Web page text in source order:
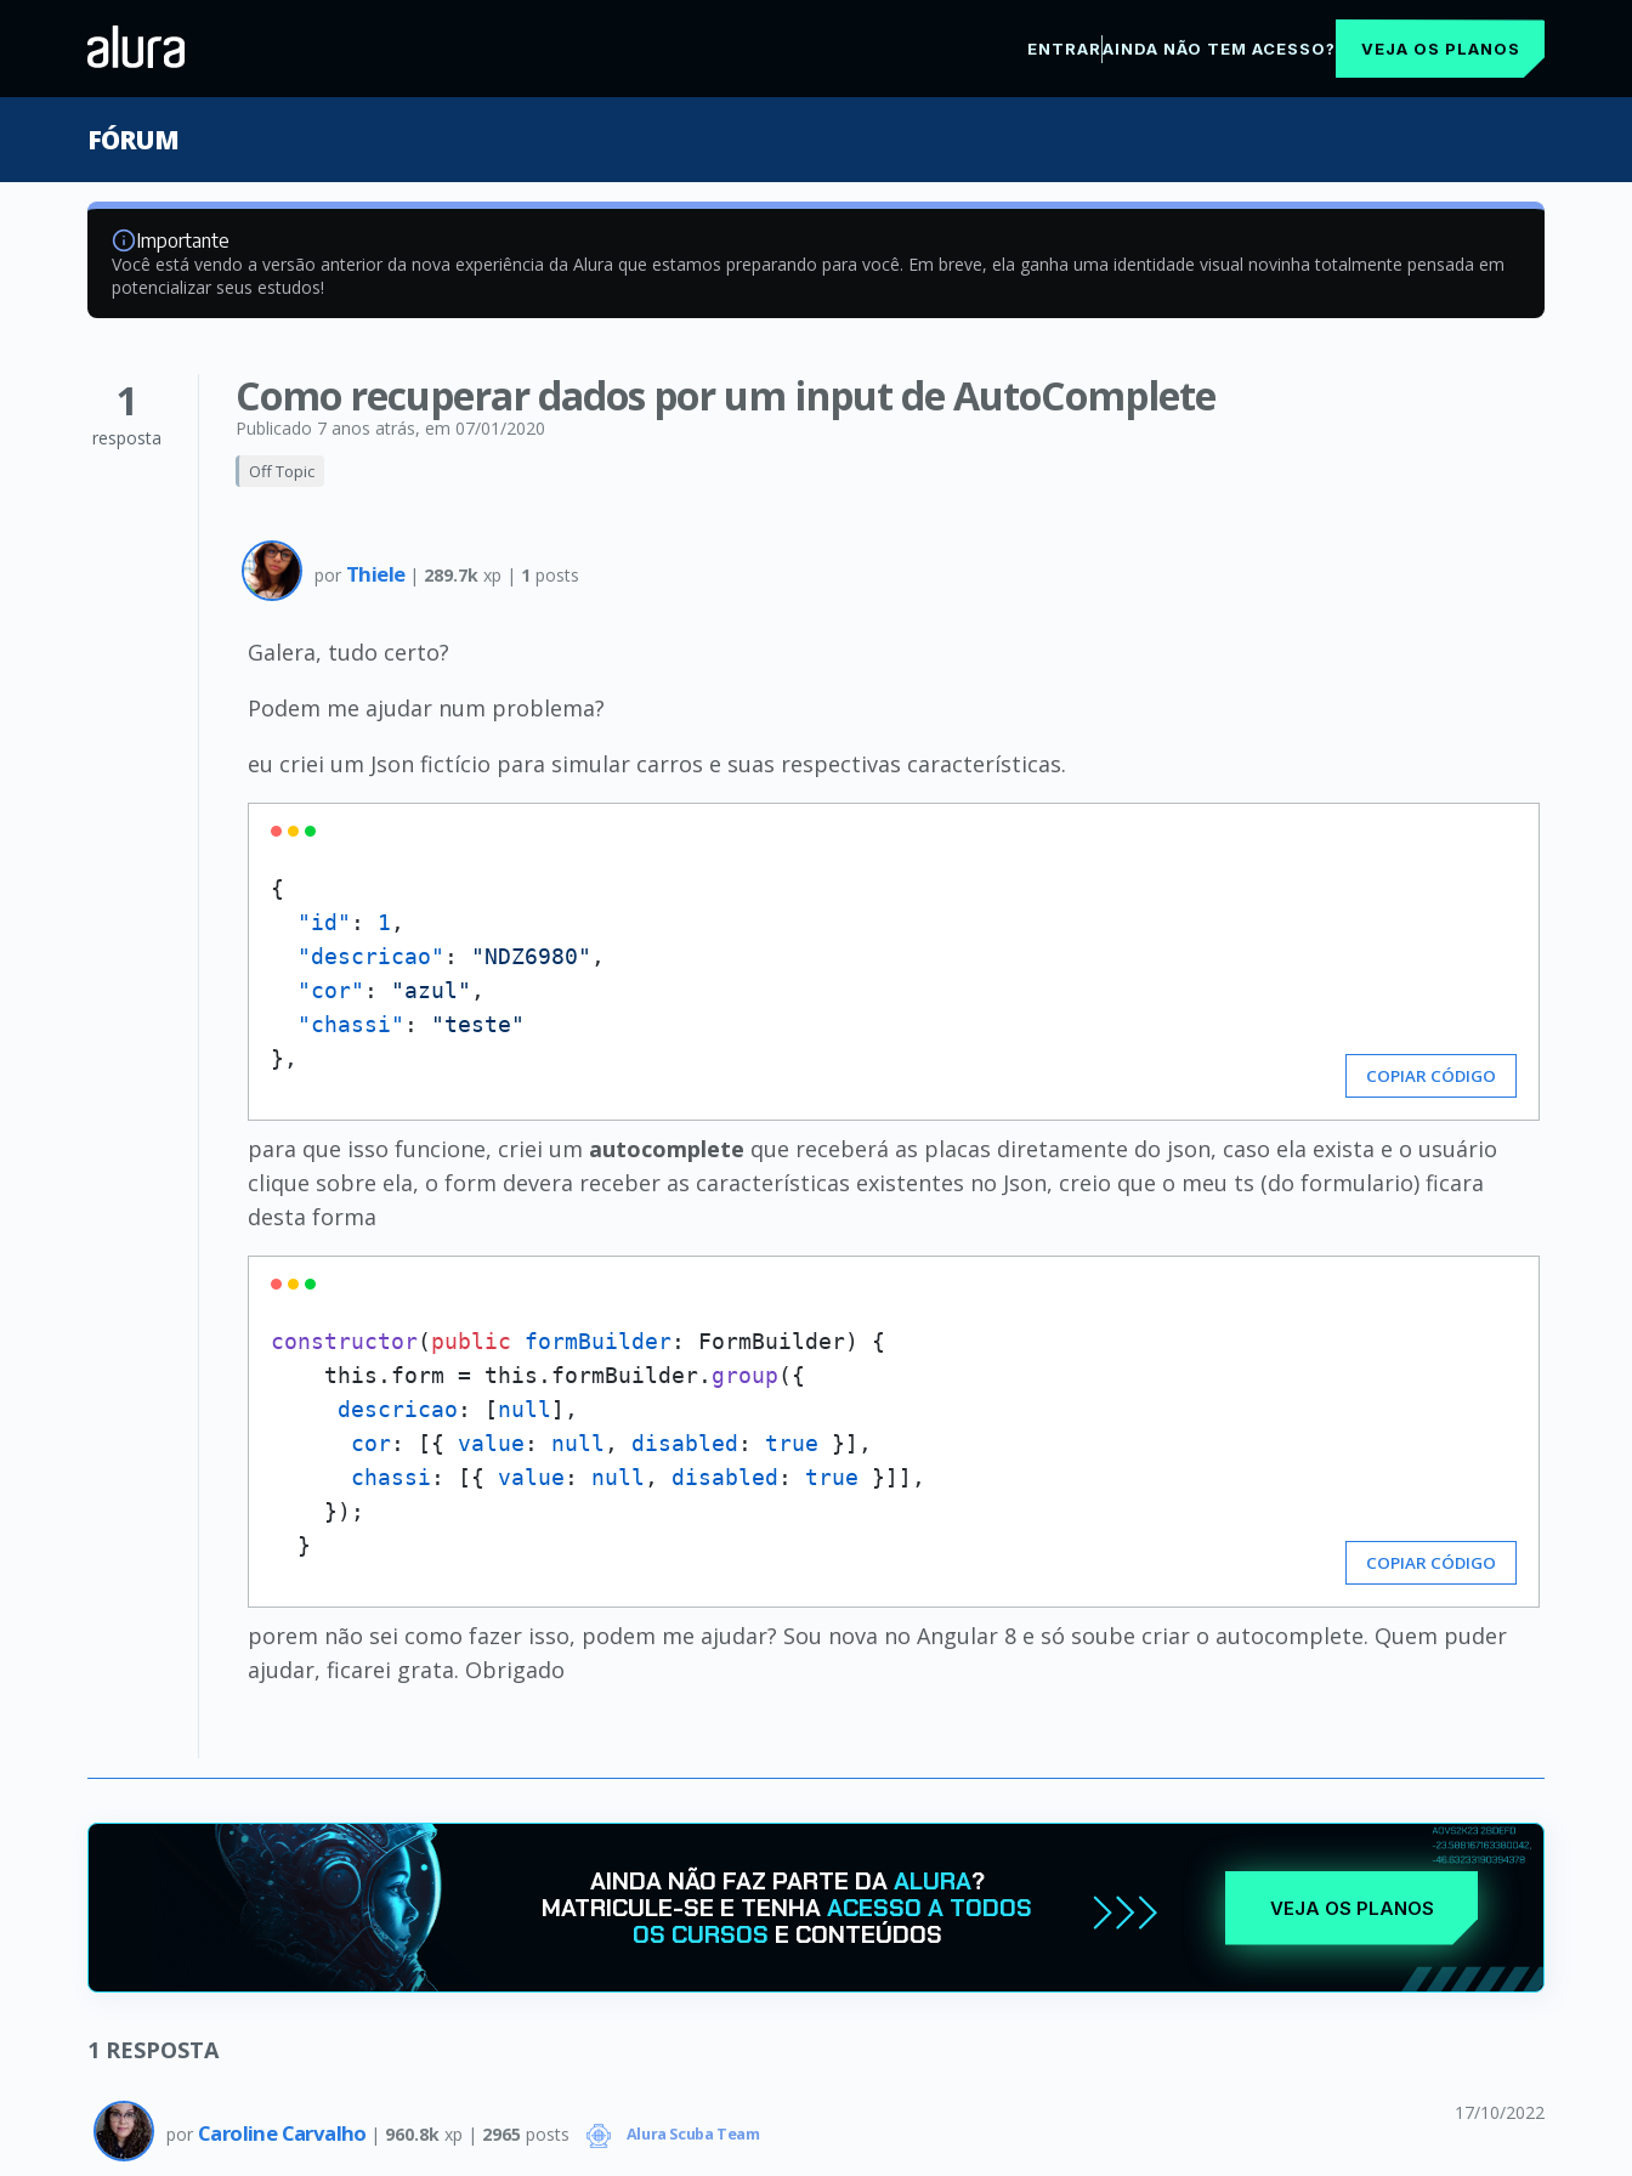
ENTRARAINDA NÃO TEM ACESSO? VEJA OS PLANOS
FÓRUM
Importante
Você está vendo a versão anterior da nova experiência da Alura que estamos preparando para você. Em breve, ela ganha uma identidade visual novinha totalmente pensada em
potencializar seus estudos!
1
resposta
Como recuperar dados por um input de AutoComplete
Publicado 7 anos atrás, em 07/01/2020
Off Topic
por Thiele | 289.7k xp | 1 posts
Galera, tudo certo?
Podem me ajudar num problema?
eu criei um Json fictício para simular carros e suas respectivas características.
{
"id" : 1 ,
"descricao" : "NDZ6980" ,
"cor" : "azul" ,
"chassi" :
"teste"
} ,
COPIAR CÓDIGO
para que isso funcione, criei um autocomplete que receberá as placas diretamente do json, caso ela exista e o usuário
clique sobre ela, o form devera receber as características existentes no Json, creio que o meu ts (do formulario) ficara
desta forma
constructor(public formBuilder: FormBuilder) {
    this.form = this.formBuilder.
group({
descricao : [null],
cor: [{ value : null , disabled : true }],
chassi : [{ value : null , disabled : true }]],
    });
  }
COPIAR CÓDIGO
porem não sei como fazer isso, podem me ajudar? Sou nova no Angular 8 e só soube criar o autocomplete. Quem puder
ajudar, ficarei grata. Obrigado
AINDA NÃO FAZ PARTE DAALURA?
MATRICULE-SE E TENHAACESSO A TODOS
OS CURSOS E CONTEÚDOS
VEJA OS PLANOS
1 RESPOSTA
por Caroline Carvalho | 960.8k xp | 2965 posts Alura Scuba Team
17/10/2022